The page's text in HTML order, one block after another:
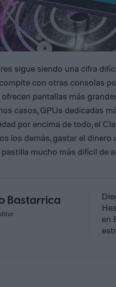
sigue siendo una cifra
con otras consolas
pantallas más
casos, GPUs dedicadas
por encima de todo, el
los demás, gastar el
mucho más difícil de
Bastarrica
en